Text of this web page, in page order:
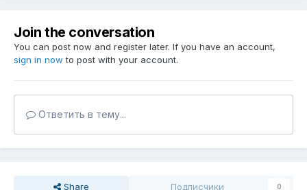
Join the conversation
You can post now and register later. If you have an account,
sign in now to post with your account.
Ответить в тему...
Share Подписчики 0